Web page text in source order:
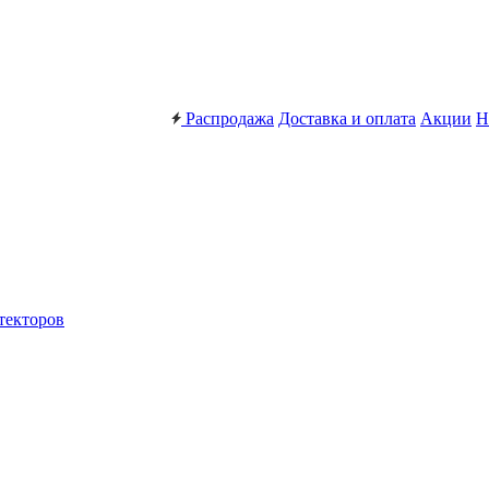
Распродажа Доставка и оплата Акции